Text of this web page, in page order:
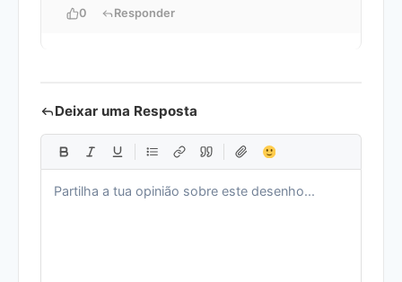
0 Responder
Deixar uma Resposta